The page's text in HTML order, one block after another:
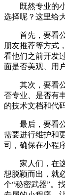
既然专业的
选择呢？这里给
首先，要看
朋友推荐等方式
看他们之前开发
面是否美观、用
其次，要看
否专业、是否有
的技术文档和代
最后，要看
需要进行维护和
司，确保在小程
家人们，在
想脱颖而出，就
个“秘密武器”。